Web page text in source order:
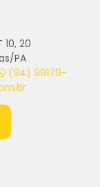
20
PA
(94) 99179-